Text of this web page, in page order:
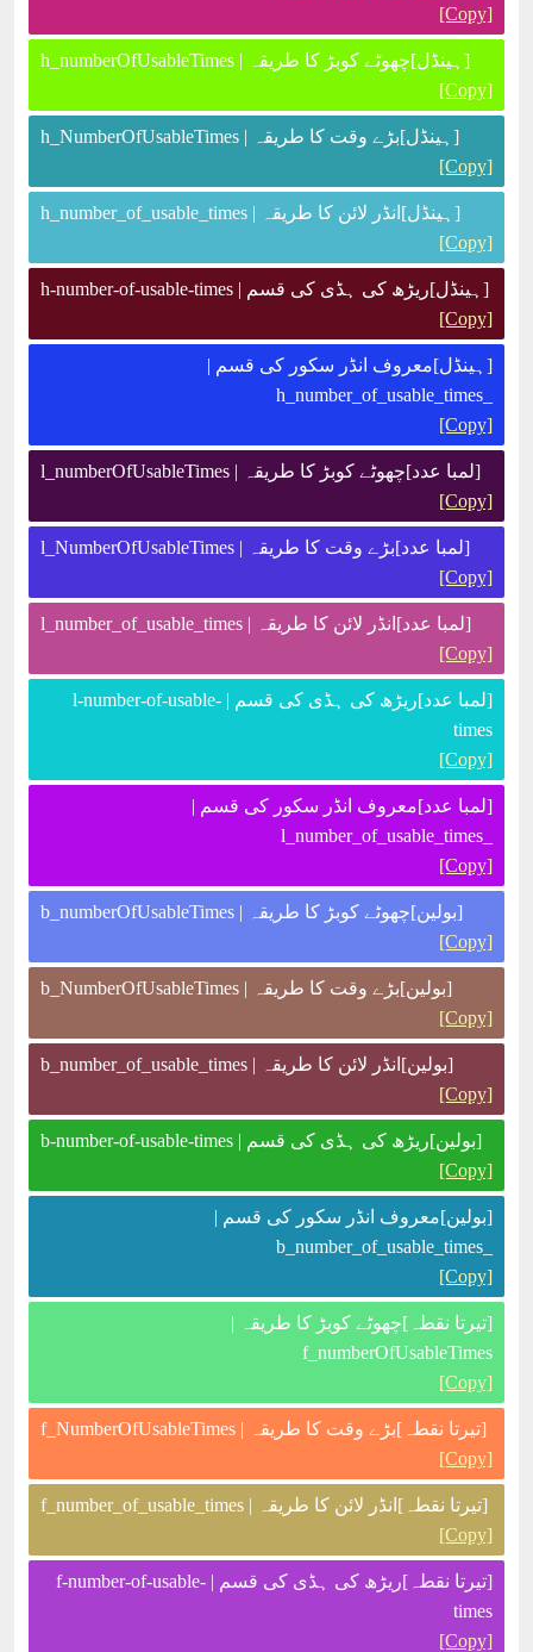
[Copy]
[ہینڈل]چھوٹے کوبڑ کا طریقہ | h_numberOfUsableTimes
[Copy]
[ہینڈل]بڑے وقت کا طریقہ | h_NumberOfUsableTimes
[Copy]
[ہینڈل]انڈر لائن کا طریقہ | h_number_of_usable_times
[Copy]
[ہینڈل]ریڑھ کی ہڈی کی قسم | h-number-of-usable-times
[Copy]
[ہینڈل]معروف انڈر سکور کی قسم |
_h_number_of_usable_times
[Copy]
[لمبا عدد]چھوٹے کوبڑ کا طریقہ | l_numberOfUsableTimes
[Copy]
[لمبا عدد]بڑے وقت کا طریقہ | l_NumberOfUsableTimes
[Copy]
[لمبا عدد]انڈر لائن کا طریقہ | l_number_of_usable_times
[Copy]
[لمبا عدد]ریڑھ کی ہڈی کی قسم | l-number-of-usable-
times
[Copy]
[لمبا عدد]معروف انڈر سکور کی قسم |
_l_number_of_usable_times
[Copy]
[بولین]چھوٹے کوبڑ کا طریقہ | b_numberOfUsableTimes
[Copy]
[بولین]بڑے وقت کا طریقہ | b_NumberOfUsableTimes
[Copy]
[بولین]انڈر لائن کا طریقہ | b_number_of_usable_times
[Copy]
[بولین]ریڑھ کی ہڈی کی قسم | b-number-of-usable-times
[Copy]
[بولین]معروف انڈر سکور کی قسم |
_b_number_of_usable_times
[Copy]
[تیرتا نقطہ]چھوٹے کوبڑ کا طریقہ |
f_numberOfUsableTimes
[Copy]
[تیرتا نقطہ]بڑے وقت کا طریقہ | f_NumberOfUsableTimes
[Copy]
[تیرتا نقطہ]انڈر لائن کا طریقہ | f_number_of_usable_times
[Copy]
[تیرتا نقطہ]ریڑھ کی ہڈی کی قسم | f-number-of-usable-
times
[Copy]